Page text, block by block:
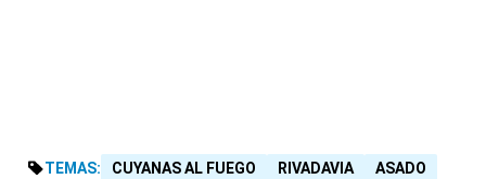
TEMAS: CUYANAS AL FUEGO RIVADAVIA ASADO